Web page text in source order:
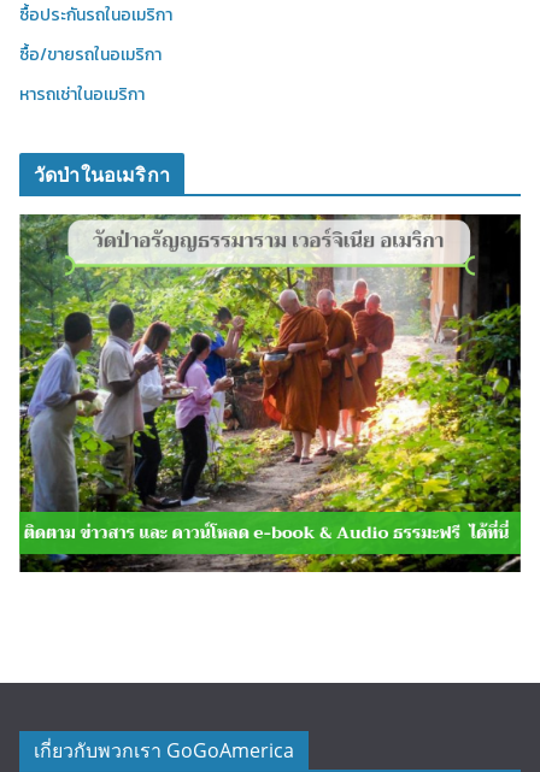
ซื้อประกันรถในอเมริกา
ซื้อ/ขายรถในอเมริกา
หารถเช่าในอเมริกา
วัดป่าในอเมริกา
เกี่ยวกับพวกเรา GoGoAmerica